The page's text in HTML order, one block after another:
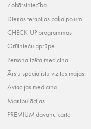
Zobārstniecība
Dienas terapijas pakalpojumi
CHECK-UP programmas
Grūtnieču aprūpe
Personalizēta medicīna
Ārstu speciālistu vizītes mājās
Aviācijas medicīna
Manipulācijas
PREMIUM dāvanu karte